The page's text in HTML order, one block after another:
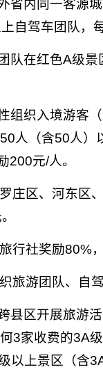
省内同一客源
自驾车团队，
队在红色A级
组织入境游客
人（含50人
200元/人。
庄区、河东区
行社奖励80%
旅游团队、
县区开展旅游
3家收费的3A
以上景区（含